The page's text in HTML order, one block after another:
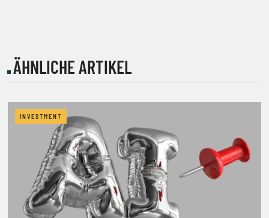
ÄHNLICHE ARTIKEL
INVESTMENT